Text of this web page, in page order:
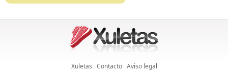
Xuletas Contacto Aviso legal